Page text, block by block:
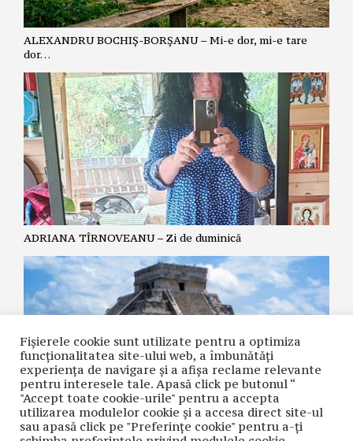
ALEXANDRU BOCHIȘ-BORȘANU – Mi-e dor, mi-e tare
dor…
ADRIANA TÎRNOVEANU – Zi de duminică
ADRIAN BUCURESCU – Istoria Atlanților: Spre Apus, spre
America!
Fișierele cookie sunt utilizate pentru a optimiza
funcţionalitatea site-ului web, a îmbunătăţi
experienţa de navigare şi a afişa reclame relevante
pentru interesele tale. Apasă click pe butonul “
"Accept toate cookie-urile" pentru a accepta
utilizarea modulelor cookie şi a accesa direct site-ul
sau apasă click pe "Preferințe cookie" pentru a-ţi